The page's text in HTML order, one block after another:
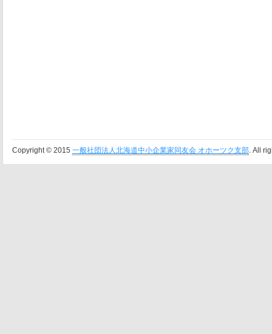
Copyright © 2015 一般社団法人北海道中小企業家同友会 オホーツク支部. All